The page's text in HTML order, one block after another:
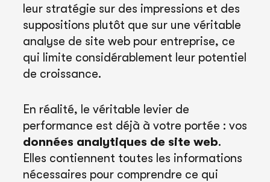
leur stratégie sur des impressions et des
suppositions plutôt que sur une véritable
analyse de site web pour entreprise, ce
qui limite considérablement leur potentiel
de croissance.
En réalité, le véritable levier de
performance est déjà à votre portée : vos
données analytiques de site web.
Elles contiennent toutes les informations
nécessaires pour comprendre ce qui